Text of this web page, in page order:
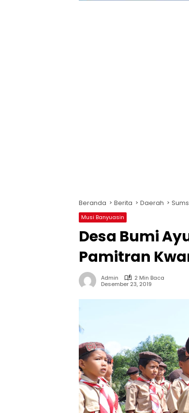
Beranda Berita Daerah
Musi Banyuasin
Desa Bumi
Pamitran
Admin
2 Min Baca
Desember 23, 2019